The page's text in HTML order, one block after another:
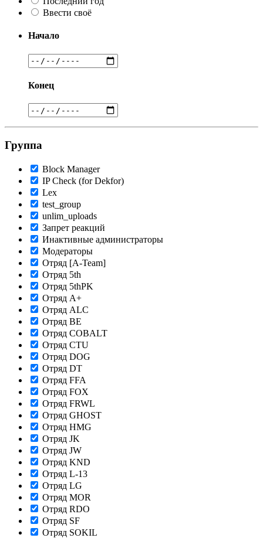
Ввести своё
Начало
Конец
Группа
Block Manager
IP Check (for Dekfor)
Lex
test_group
unlim_uploads
Запрет реакций
Инактивные администраторы
Модераторы
Отряд [A-Team]
Отряд 5th
Отряд 5thPK
Отряд A+
Отряд ALC
Отряд BE
Отряд COBALT
Отряд CTU
Отряд DOG
Отряд DT
Отряд FFA
Отряд FOX
Отряд FRWL
Отряд GHOST
Отряд HMG
Отряд JK
Отряд JW
Отряд KND
Отряд L-13
Отряд LG
Отряд MOR
Отряд RDO
Отряд SF
Отряд SOKIL